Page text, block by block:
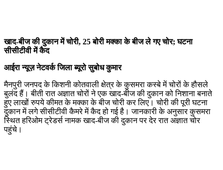
खाद-बीज की दुकान में चोरी, 25 बोरी मक्का के बीज ले गए चोर; घटना
सीसीटीवी में कैद
आईरा न्यूज़ नेटवर्क जिला ब्यूरो सुबोध कुमार
मैनपुरी जनपद के किशनी कोतवाली क्षेत्र के कुसमरा कस्बे में चोरों के हौसले
बुलंद हैं। बीती रात अज्ञात चोरों ने एक खाद-बीज की दुकान को निशाना बनाते
हुए लाखों रुपये कीमत के मक्का के बीज चोरी कर लिए। चोरी की पूरी घटना
दुकान में लगे सीसीटीवी कैमरे में कैद हो गई है। जानकारी के अनुसार कुसमरा
स्थित हरिओम ट्रेडर्स नामक खाद-बीज की दुकान पर देर रात अज्ञात चोर
पहुंचे।